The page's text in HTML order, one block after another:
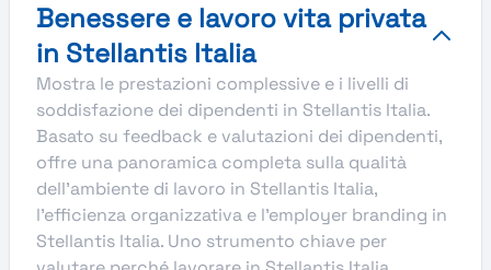
Benessere e lavoro vita privata
in Stellantis Italia
Mostra le prestazioni complessive e i livelli di
soddisfazione dei dipendenti in Stellantis Italia.
Basato su feedback e valutazioni dei dipendenti,
offre una panoramica completa sulla qualità
dell’ambiente di lavoro in Stellantis Italia,
l’efficienza organizzativa e l’employer branding in
Stellantis Italia. Uno strumento chiave per